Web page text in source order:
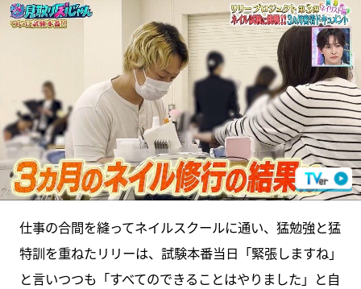
仕事の合間を縫ってネイルスクールに通い、猛勉強と猛
特訓を重ねたリリーは、試験本番当日「緊張しますね」
と言いつつも「すべてのできることはやりました」と自